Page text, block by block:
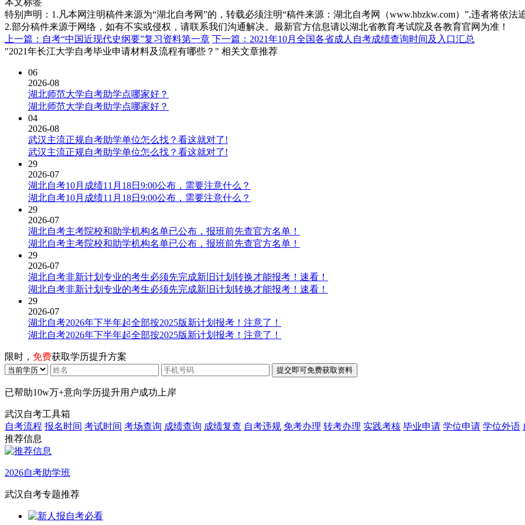
本文标签
特别声明：1.凡本网注明稿件来源为“湖北自考网”的，转载必须注明“稿件来源：湖北自考网（www.hbzkw.com）”,违者将依法
2.部分稿件来源于网络，如有不实或侵权，请联系我们沟通解决。最新官方信息请以湖北省教育考试院及各教育官网为准！
上一篇：自考“中国近现代史纲要”复习资料第一章 下一篇：2021年10月全国各省成人自考成绩查询时间及入口汇总
"2021年长江大学自考毕业申请材料及流程有哪些？" 相关文章推荐
06
2026-08
湖北师范大学自考助学点哪家好？
湖北师范大学自考助学点哪家好？
04
2026-08
武汉主流正规自考助学单位怎么找？看这就对了!
武汉主流正规自考助学单位怎么找？看这就对了!
29
2026-07
湖北自考10月成绩11月18日9:00公布，需要注意什么？
湖北自考10月成绩11月18日9:00公布，需要注意什么？
29
2026-07
湖北自考主考院校和助学机构名单已公布，报班前先查官方名单！
湖北自考主考院校和助学机构名单已公布，报班前先查官方名单！
29
2026-07
湖北自考非新计划专业的考生必须先完成新旧计划转换才能报考！速看！
湖北自考非新计划专业的考生必须先完成新旧计划转换才能报考！速看！
29
2026-07
湖北自考2026年下半年起全部按2025版新计划报考！注意了！
湖北自考2026年下半年起全部按2025版新计划报考！注意了！
限时， 免费获取学历提升方案
已帮助10w万+意向学历提升用户成功上岸
武汉自考工具箱
自考流程 报名时间 考试时间 考场查询 成绩查询 成绩复查 自考违规 免考办理 转考办理 实践考核 毕业申请 学位申请 学位外语
推荐信息
2026自考助学班
武汉自考专题推荐